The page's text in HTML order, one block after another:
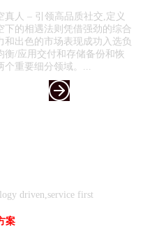
真人 – 引领高品质社交,定义
下的相遇法则凭借强劲的综合
和出色的市场表现成功入选负
衡/应用交付和存储备份和恢
个重要细分领域。...
driven,service first
案